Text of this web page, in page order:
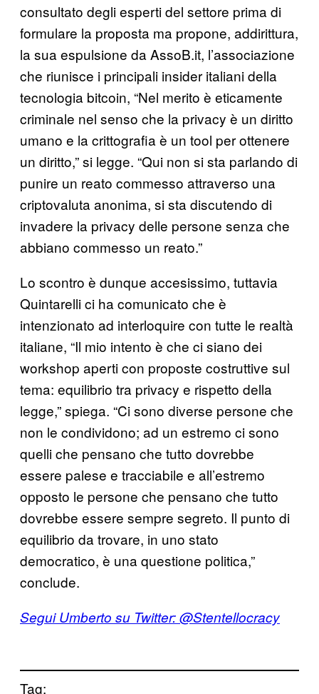
consultato degli esperti del settore prima di
formulare la proposta ma propone, addirittura,
la sua espulsione da AssoB.it, l’associazione
che riunisce i principali insider italiani della
tecnologia bitcoin, “Nel merito è eticamente
criminale nel senso che la privacy è un diritto
umano e la crittografia è un tool per ottenere
un diritto,” si legge. “Qui non si sta parlando di
punire un reato commesso attraverso una
criptovaluta anonima, si sta discutendo di
invadere la privacy delle persone senza che
abbiano commesso un reato.”
Lo scontro è dunque accesissimo, tuttavia
Quintarelli ci ha comunicato che è
intenzionato ad interloquire con tutte le realtà
italiane, “Il mio intento è che ci siano dei
workshop aperti con proposte costruttive sul
tema: equilibrio tra privacy e rispetto della
legge,” spiega. “Ci sono diverse persone che
non le condividono; ad un estremo ci sono
quelli che pensano che tutto dovrebbe
essere palese e tracciabile e all’estremo
opposto le persone che pensano che tutto
dovrebbe essere sempre segreto. Il punto di
equilibrio da trovare, in uno stato
democratico, è una questione politica,”
conclude.
Segui Umberto su Twitter: @Stentellocracy
Tag: